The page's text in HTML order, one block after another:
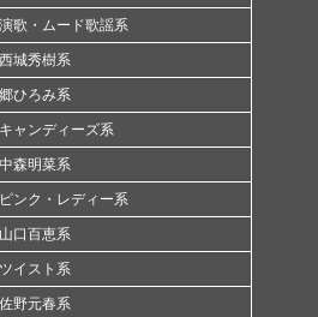
演歌・ムード歌謡系
西城秀樹系
郷ひろみ系
キャンディーズ系
中森明菜系
ピンク・レディー系
山口百恵系
ツイスト系
佐野元春系